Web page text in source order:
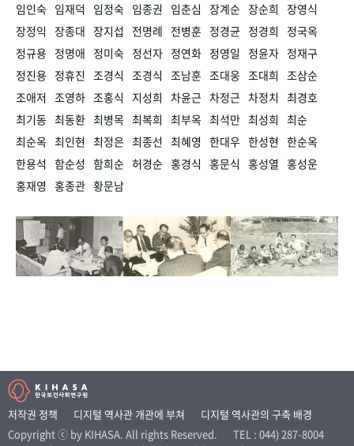
임인숙 임재덕 임정숙 임종권 임춘심 장계순 장순희 장영식
장정익 장종대 장지섭 전명례 전병훈 정경균 정경희
정국옥
정규용 정명애 정미숙 정선자 정연화 정영일 정윤자 정재구
정진용 정휴진 조경식 조경식 조남훈 조대웅 조대희 조삼순
조애저 조영하 조홍식 지성희 차윤근 차정근 차정치 최경호
최기동 최동환 최병목 최복희 최부옥 최석만 최성희 최순
최순옥 최인현 최정은 최종선 최혜영 한대우 한성현 한순옥
한용석 함순성 함희순 허경순 홍경식 홍문식 홍성열 홍성운
홍재영 홍종관 황문남
저작권 정책 디지털 역사관 개관에 부쳐
디지털 역사관의 구축 배경
Copyright ⓒ by KIHASA. All rights Reserved.
TEL : 044) 287-8004